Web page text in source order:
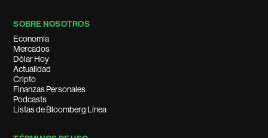
SOBRE NOSOTROS
Economía
Mercados
Dólar Hoy
Actualidad
Cripto
Finanzas Personales
Podcasts
Listas de Bloomberg Línea